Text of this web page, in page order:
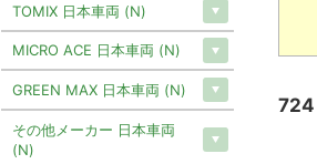
724
TOMIX 日本車両 (N)
MICRO ACE 日本車両 (N)
GREEN MAX 日本車両 (N)
その他メーカー 日本車両
(N)